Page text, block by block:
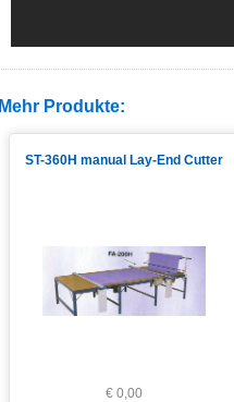
Mehr Produkte:
ST-360H manual Lay-End Cutter
€ 0,00